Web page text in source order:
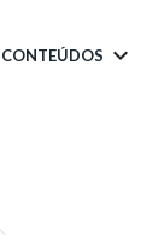
CONTEÚDOS